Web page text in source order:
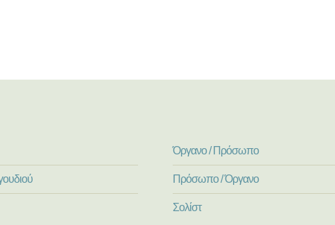
Όργανο / Πρόσωπο
Πρόσωπο / Όργανο
Σολίστ